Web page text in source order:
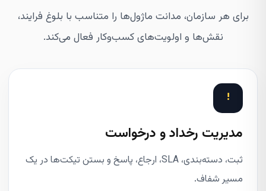
برای هر سازمان، مدانت ماژول‌ها را متناسب با بلوغ فرایند،
نقش‌ها و اولویت‌های کسب‌وکار فعال می‌کند.
!
مدیریت رخداد و درخواست
ثبت، دسته‌بندی، SLA، ارجاع، پاسخ و بستن تیکت‌ها در یک
مسیر شفاف.